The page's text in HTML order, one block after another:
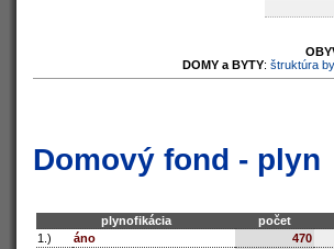
DOMY a BYTY: štruktúra
Domový fond - plyn
plynofikácia počet
1.)
áno 470